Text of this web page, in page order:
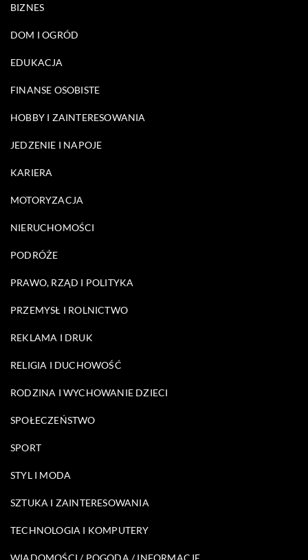
BIZNES
DOM I OGRÓD
EDUKACJA
FINANSE OSOBISTE
HOBBY I ZAINTERESOWANIA
JEDZENIE I NAPOJE
KARIERA
MOTORYZACJA
NIERUCHOMOŚCI
PODRÓŻE
PRAWO, RZĄD I POLITYKA
PRZEMYSŁ I ROLNICTWO
REKLAMA I DRUK
RELIGIA I DUCHOWOŚĆ
RODZINA I WYCHOWANIE DZIECI
SPOŁECZEŃSTWO
SPORT
STYL I MODA
SZTUKA I ZAINTERESOWANIA
TECHNOLOGIA I KOMPUTERY
WIADOMOŚCI / POGODA / INFORMACJE